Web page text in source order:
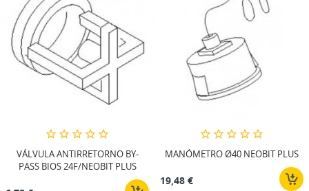
VÁLVULA ANTIRRETORNO BY-
PASS BIOS 24F/NEOBIT PLUS
MANÓMETRO Ø40 NEOBIT PLUS
19,48 €